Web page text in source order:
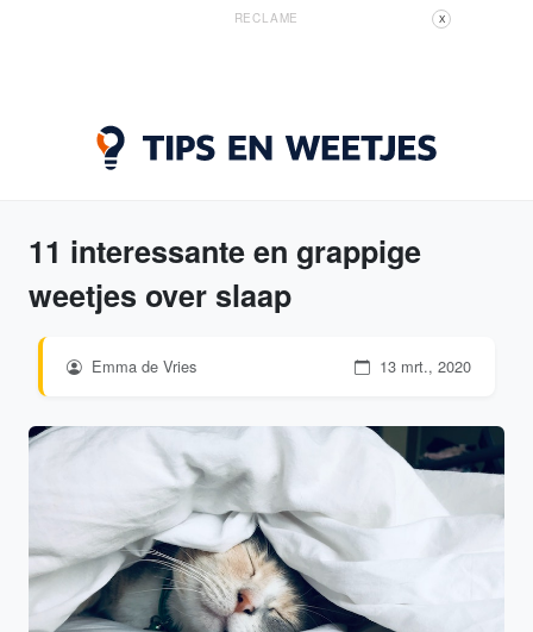
RECLAME X
11 interessante en grappige
weetjes over slaap
Emma de Vries 13 mrt., 2020